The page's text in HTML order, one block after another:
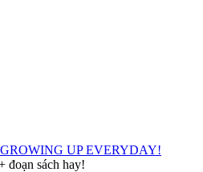
GROWING UP EVERYDAY!
đoạn sách hay!